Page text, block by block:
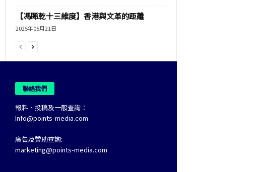
【馮睎乾十三維度】香港與文革的距離
2025年05月21日
聯絡我們
報料、投稿及一般查詢：
Info@points-media.com
廣告及贊助查詢:
marketing@points-media.com